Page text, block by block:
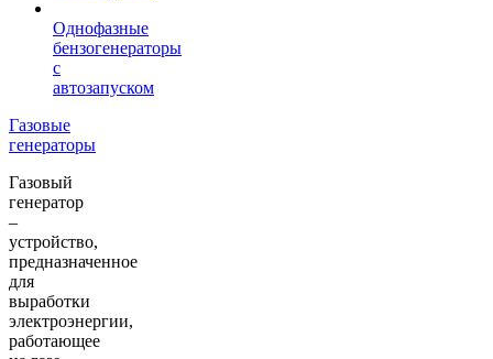
Однофазные
бензогенераторы
с
автозапуском
Газовые
генераторы
Газовый
генератор
–
устройство,
предназначенное
для
выработки
электроэнергии,
работающее